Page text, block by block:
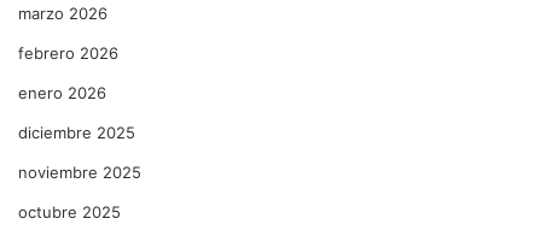
marzo 2026
febrero 2026
enero 2026
diciembre 2025
noviembre 2025
octubre 2025